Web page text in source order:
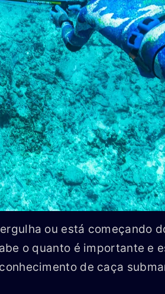
ou está começando
o quanto é importante e
de caça